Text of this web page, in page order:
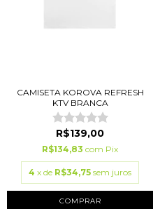
CAMISETA KOROVA REFRESH
KTV BRANCA
R$139,00
R$134,83 com Pix
4 x de R$34,75 sem juros
COMPRAR